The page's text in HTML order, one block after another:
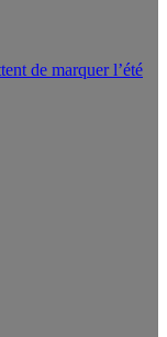
de marquer l’été